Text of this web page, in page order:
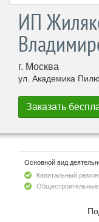
ИП
г. Москва
ул. Академика
Основной вид
Капитальный
Общестроительные